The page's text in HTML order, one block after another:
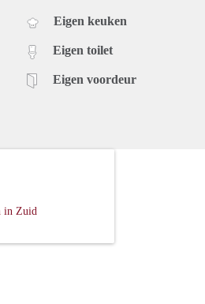
Eigen keuken
Eigen toilet
Eigen voordeur
in Zuid